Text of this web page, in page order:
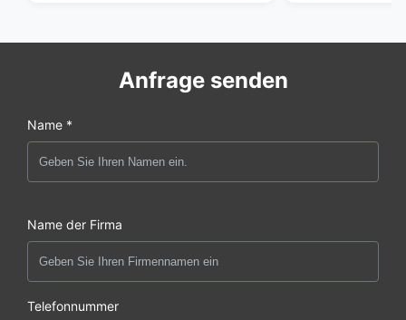
Anfrage senden
Name *
Name der Firma
Telefonnummer